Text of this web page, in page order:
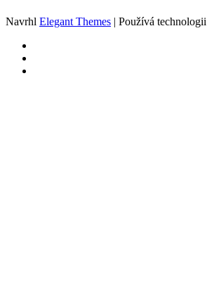
Navrhl Elegant Themes | Používá technologii